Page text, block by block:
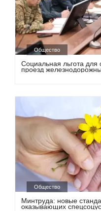
Общество
Социальная льгота для
проезд
Общество
Минтруда: новые
оказывающих